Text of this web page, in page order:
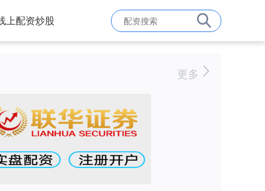
上配资炒股
更多